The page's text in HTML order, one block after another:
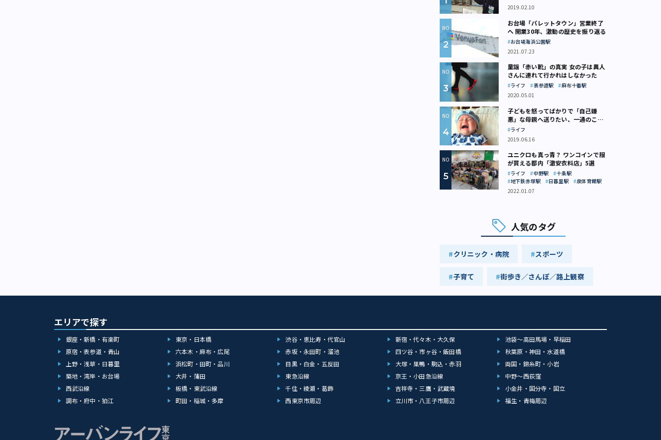
2019.02.10
お台場「パレットタウン」営業終了
へ 開業30年、激動の歴史を振り返る
お台場海浜公園駅
2021.07.23
童謡「赤い靴」の真実 女の子は異人
さんに連れて行かれはしなかった
ライフ 表参道駅
麻布十番駅
2020.05.01
子どもを怒ってばかりで「自己嫌
悪」な母親へ送りたい、一通のここ
ろの処方箋
ライフ
2019.06.16
ユニクロも真っ青？ ワンコインで服
が買える都内「激安衣料店」5選
ライフ 中野駅
十条駅
地下鉄赤塚駅
日暮里駅
泉体育館駅
2022.01.07
人気のタグ
クリニック・病院 スポーツ
子育て 街歩き／さんぽ／路上観察
エリアで探す
銀座・新橋・有楽町 東京・日本橋 渋谷・恵比寿・代官山 新宿・代々木・大久保
池袋～高田馬場・早稲田
原宿・表参道・青山
六本木・麻布・広尾 赤坂・永田町・溜池 四ツ谷・市ヶ谷・飯田橋
秋葉原・神田・水道橋
上野・浅草・日暮里
浜松町・田町・品川 目黒・白金・五反田 大塚・巣鴨・駒込・赤羽
両国・錦糸町・小岩
築地・湾岸・お台場
大井・蒲田 東急沿線 京王・小田急沿線
中野～西荻窪
西武沿線
板橋・東武沿線 千住・綾瀬・葛飾 吉祥寺・三鷹・武蔵境
小金井・国分寺・国立
調布・府中・狛江
町田・稲城・多摩 西東京市周辺 立川市・八王子市周辺 福生・青梅周辺